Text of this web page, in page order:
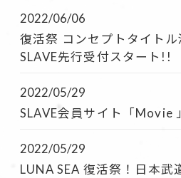
2022/06/06
復活祭 コンセプトタイト
SLAVE先行受付スタート!!
2022/05/29
SLAVE会員サイト「Movie
2022/05/29
LUNA SEA 復活祭！日本武